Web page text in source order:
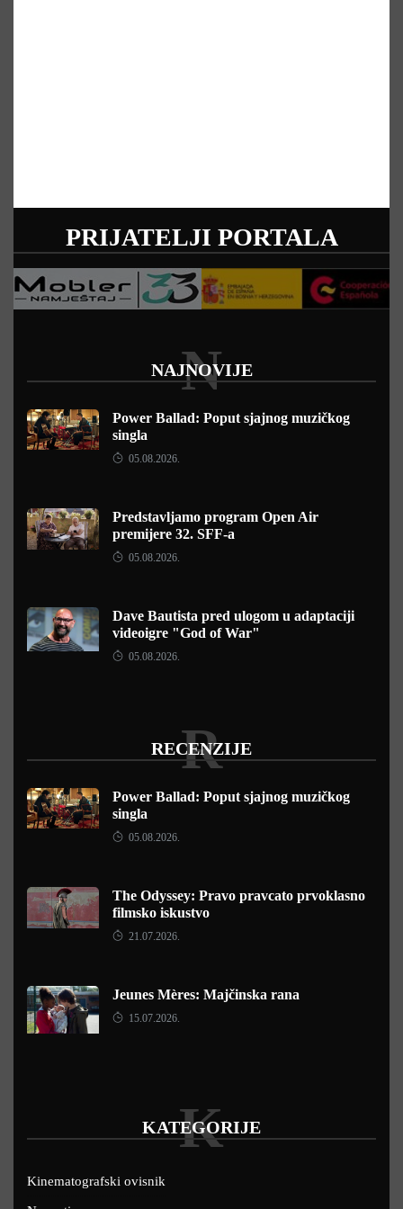
PRIJATELJI PORTALA
NAJNOVIJE
N
Power Ballad: Poput sjajnog muzičkog
singla
05.08.2026.
Predstavljamo program Open Air
premijere 32. SFF-a
05.08.2026.
Dave Bautista pred ulogom u adaptaciji
videoigre "God of War"
05.08.2026.
RECENZIJE
R
Power Ballad: Poput sjajnog muzičkog
singla
05.08.2026.
The Odyssey: Pravo pravcato prvoklasno
filmsko iskustvo
21.07.2026.
Jeunes Mères: Majčinska rana
15.07.2026.
KATEGORIJE
K
Kinematografski ovisnik